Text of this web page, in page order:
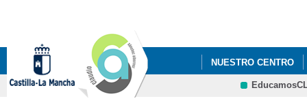
NUESTRO CENTRO
INFÓRMATE